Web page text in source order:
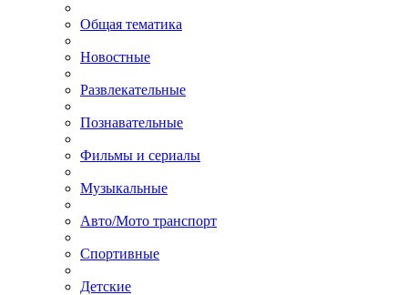
Общая тематика
Новостные
Развлекательные
Познавательные
Фильмы и сериалы
Музыкальные
Авто/Мото транспорт
Спортивные
Детские